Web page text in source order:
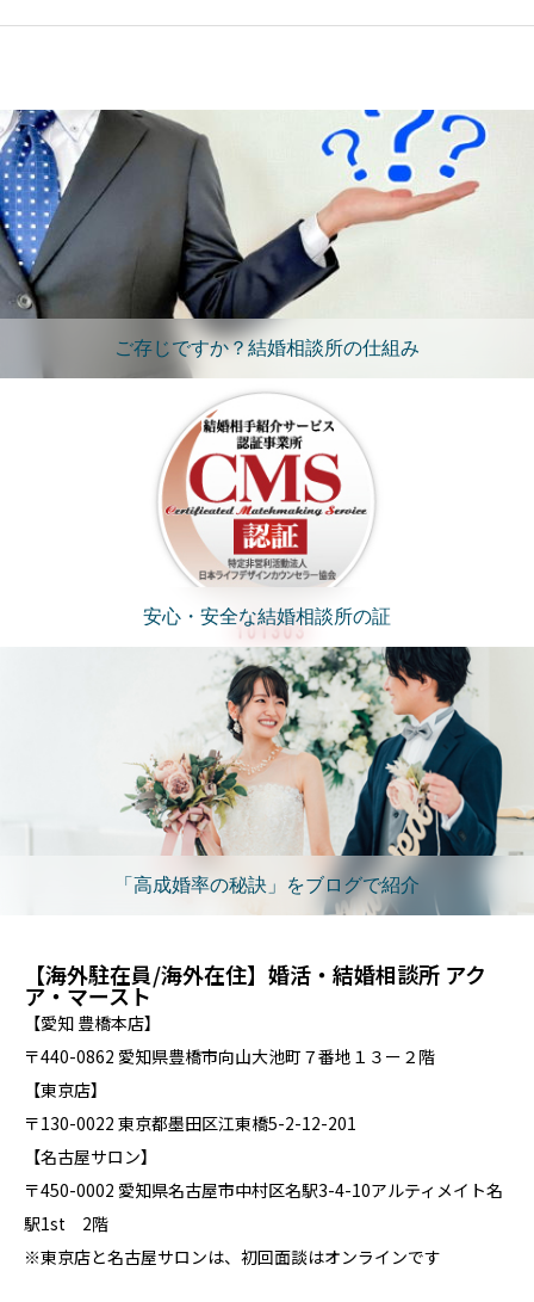
ご存じですか？結婚相談所の仕組み
安心・安全な結婚相談所の証
「高成婚率の秘訣」をブログで紹介
【海外駐在員/海外在住】婚活・結婚相談所 アク
ア・マースト
【愛知 豊橋本店】
〒440-0862 愛知県豊橋市向山大池町７番地１３ー２階
【東京店】
〒130-0022 東京都墨田区江東橋5-2-12-201
【名古屋サロン】
〒450-0002 愛知県名古屋市中村区名駅3-4-10アルティメイト名
駅1st 2階
※東京店と名古屋サロンは、初回面談はオンラインです